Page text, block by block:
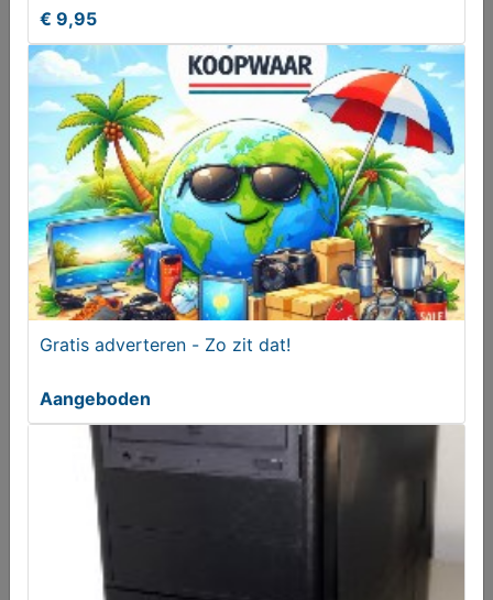
De arbeidende klasse in Nederland in de 19e eeuw
€ 9,95
Gratis adverteren - Zo zit dat!
Aangeboden